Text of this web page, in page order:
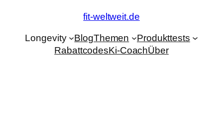
fit-weltweit.de
Longevity BlogThemen
Produkttests
RabattcodesKi-CoachÜber